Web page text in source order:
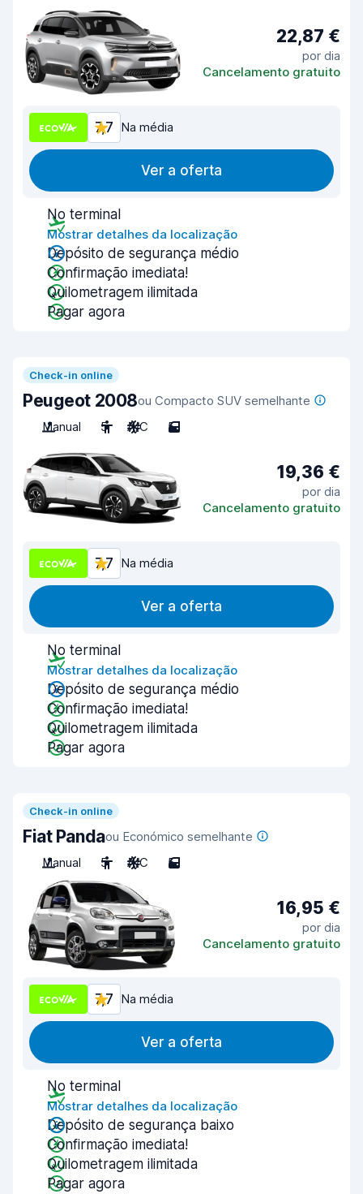
22,87 €
por dia
Cancelamento gratuito
7,7 Na média
Ver a oferta
No terminal
Mostrar detalhes da localização
Depósito de segurança médio
Confirmação imediata!
Quilometragem ilimitada
Pagar agora
Check-in online
Peugeot 2008ou Compacto SUV semelhante
Manual
5 A/C 5
19,36 €
por dia
Cancelamento gratuito
7,7 Na média
Ver a oferta
No terminal
Mostrar detalhes da localização
Depósito de segurança médio
Confirmação imediata!
Quilometragem ilimitada
Pagar agora
Check-in online
Fiat Pandaou Económico semelhante
Manual
5 A/C 5
16,95 €
por dia
Cancelamento gratuito
7,7 Na média
Ver a oferta
No terminal
Mostrar detalhes da localização
Depósito de segurança baixo
Confirmação imediata!
Quilometragem ilimitada
Pagar agora